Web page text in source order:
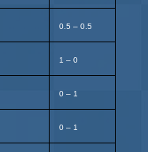
0.5 – 0.5
1 – 0
0 – 1
0 – 1